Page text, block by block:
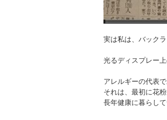
実は私は、バック
光るディスプレー
アレルギーの代表
それは、最初に花
長年健康に暮らし